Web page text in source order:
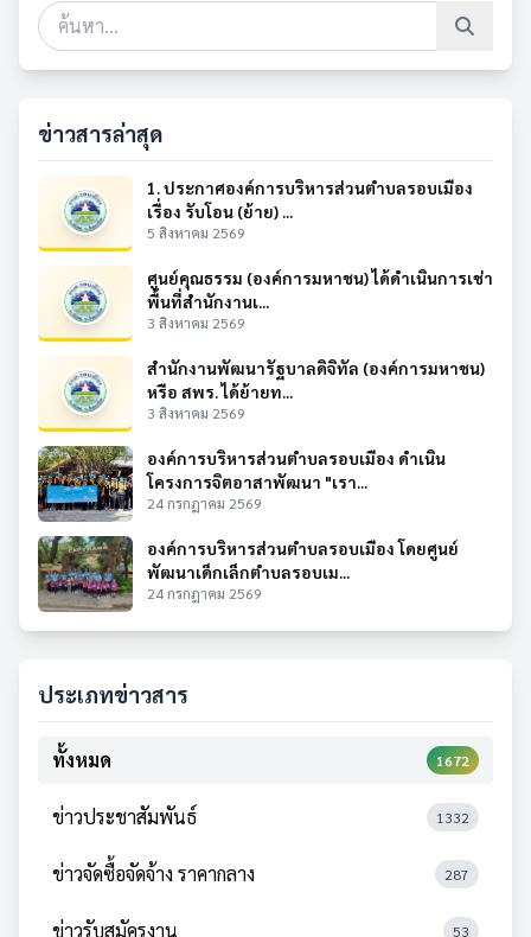
ข่าวสารล่าสุด
1. ประกาศองค์การบริหารส่วนตำบลรอบเมือง
เรื่อง รับโอน (ย้าย) ...
5 สิงหาคม 2569
ศูนย์คุณธรรม (องค์การมหาชน) ได้ดำเนินการเช่า
พื้นที่สำนักงานเ...
3 สิงหาคม 2569
สำนักงานพัฒนารัฐบาลดิจิทัล (องค์การมหาชน)
หรือ สพร. ได้ย้ายท...
3 สิงหาคม 2569
องค์การบริหารส่วนตำบลรอบเมือง ดำเนิน
โครงการจิตอาสาพัฒนา "เรา...
24 กรกฎาคม 2569
องค์การบริหารส่วนตำบลรอบเมือง โดยศูนย์
พัฒนาเด็กเล็กตำบลรอบเม...
24 กรกฎาคม 2569
ประเภทข่าวสาร
ทั้งหมด 1672
ข่าวประชาสัมพันธ์ 1332
ข่าวจัดซื้อจัดจ้าง ราคากลาง 287
ข่าวรับสมัครงาน 53